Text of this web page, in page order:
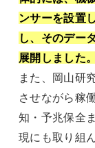
ンサーを設置
し、そのデー
展開しました。
また、岡山研
させながら稼
知・予兆保全
現にも取り組